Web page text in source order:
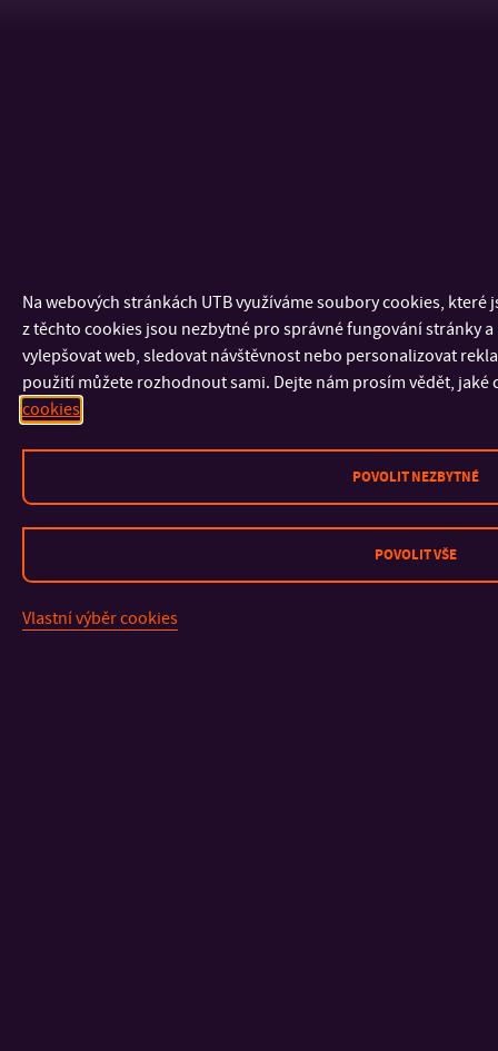
Na webových stránkách UTB využíváme soubory cookies,
z těchto cookies jsou nezbytné pro správné fungování stránky
vylepšovat web, sledovat návštěvnost nebo personalizovat
použití můžete rozhodnout sami. Dejte nám prosím vědět,
cookies
POVOLIT NEZBYTNÉ
POVOLIT VŠE
Vlastní výběr cookies